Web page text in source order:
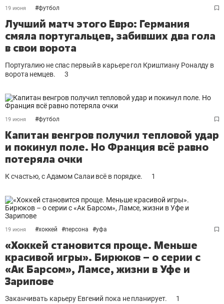
19 июня #футбол
Лучший матч этого Евро: Германия
смяла португальцев, забивших два гола
в свои ворота
Португалию не спас первый в карьере гол Криштиану Роналду в
ворота немцев.
3
19 июня #футбол
Капитан венгров получил тепловой удар
и покинул поле. Но Франция всё равно
потеряла очки
К счастью, с Адамом Салаи всё в порядке. 1
19 июня #хоккей #персона #уфа
«Хоккей становится проще. Меньше
красивой игры». Бирюков – о серии с
«Ак Барсом», Ламсе, жизни в Уфе и
Зарипове
Заканчивать карьеру Евгений пока не планирует. 1